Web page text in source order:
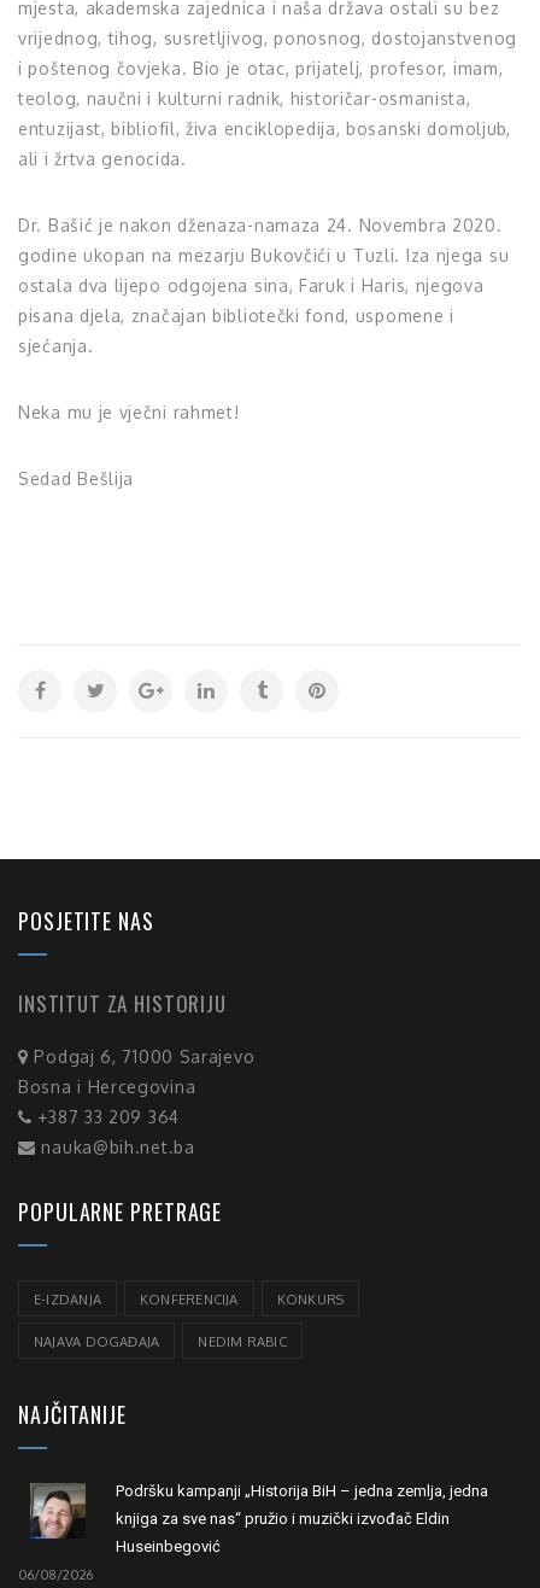
mjesta, akademska zajednica i naša država ostali su bez
vrijednog, tihog, susretljivog, ponosnog, dostojanstvenog
i poštenog čovjeka. Bio je otac, prijatelj, profesor, imam,
teolog, naučni i kulturni radnik, historičar-osmanista,
entuzijast, bibliofil, živa enciklopedija, bosanski domoljub,
ali i žrtva genocida.
Dr. Bašić je nakon dženaza-namaza 24. Novembra 2020.
godine ukopan na mezarju Bukovčići u Tuzli. Iza njega su
ostala dva lijepo odgojena sina, Faruk i Haris, njegova
pisana djela, značajan bibliotečki fond, uspomene i
sjećanja.
Neka mu je vječni rahmet!
Sedad Bešlija
POSJETITE NAS
INSTITUT ZA HISTORIJU
Podgaj 6, 71000 Sarajevo
Bosna i Hercegovina
+387 33 209 364
nauka@bih.net.ba
POPULARNE PRETRAGE
E-IZDANJA KONFERENCIJA KONKURS
NAJAVA DOGAĐAJA NEDIM RABIC
NAJČITANIJE
Podršku kampanji „Historija BiH – jedna zemlja, jedna
knjiga za sve nas“ pružio i muzički izvođač Eldin
Huseinbegović
06/08/2026